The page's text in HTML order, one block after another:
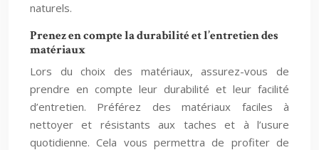
naturels.
Prenez en compte la durabilité et l’entretien des
matériaux
Lors du choix des matériaux, assurez-vous de
prendre en compte leur durabilité et leur facilité
d’entretien. Préférez des matériaux faciles à
nettoyer et résistants aux taches et à l’usure
quotidienne. Cela vous permettra de profiter de